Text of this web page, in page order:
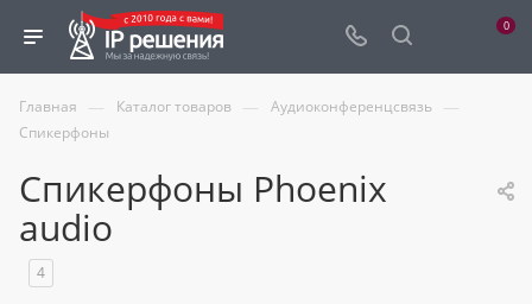
0
Главная — Каталог товаров — Аудиоконференцсвязь —
Спикерфоны
Спикерфоны Phoenix
audio
4